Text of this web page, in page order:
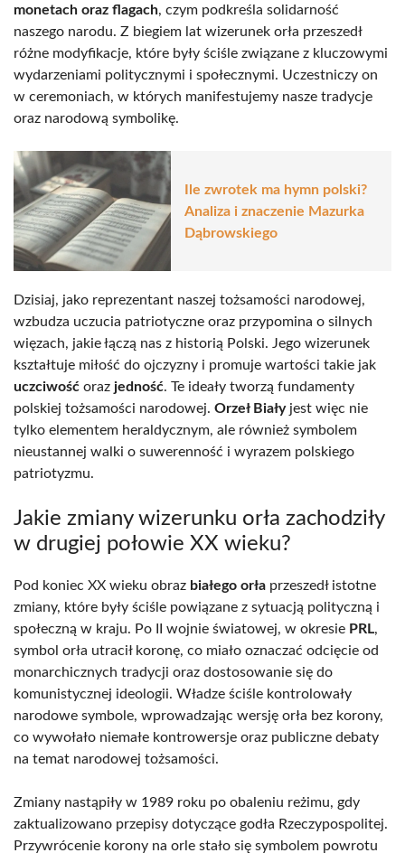
monetach oraz flagach, czym podkreśla solidarność
naszego narodu. Z biegiem lat wizerunek orła przeszedł
różne modyfikacje, które były ściśle związane z kluczowymi
wydarzeniami politycznymi i społecznymi. Uczestniczy on
w ceremoniach, w których manifestujemy nasze tradycje
oraz narodową symbolikę.
Ile zwrotek ma hymn polski?
Analiza i znaczenie Mazurka
Dąbrowskiego
Dzisiaj, jako reprezentant naszej tożsamości narodowej,
wzbudza uczucia patriotyczne oraz przypomina o silnych
więzach, jakie łączą nas z historią Polski. Jego wizerunek
kształtuje miłość do ojczyzny i promuje wartości takie jak
uczciwość oraz jedność. Te ideały tworzą fundamenty
polskiej tożsamości narodowej. Orzeł Białyjest więc nie
tylko elementem heraldycznym, ale również symbolem
nieustannej walki o suwerenność i wyrazem polskiego
patriotyzmu.
Jakie zmiany wizerunku orła zachodziły
w drugiej połowie XX wieku?
Pod koniec XX wieku obraz białego orła przeszedł istotne
zmiany, które były ściśle powiązane z sytuacją polityczną i
społeczną w kraju. Po II wojnie światowej, w okresie PRL,
symbol orła utracił koronę, co miało oznaczać odcięcie od
monarchicznych tradycji oraz dostosowanie się do
komunistycznej ideologii. Władze ściśle kontrolowały
narodowe symbole, wprowadzając wersję orła bez korony,
co wywołało niemałe kontrowersje oraz publiczne debaty
na temat narodowej tożsamości.
Zmiany nastąpiły w 1989 roku po obaleniu reżimu, gdy
zaktualizowano przepisy dotyczące godła Rzeczypospolitej.
Przywrócenie korony na orle stało się symbolem powrotu